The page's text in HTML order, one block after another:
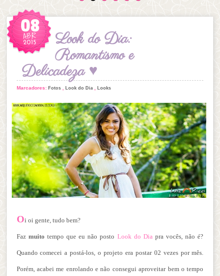
08
ABR
2015
Look do Dia:
Romantismo e
Delicadeza ♥
Marcadores: Fotos, Look do Dia, Looks
Oi oi gente, tudo bem?
Faz muito tempo que eu não posto Look do Dia pra vocês, não é?
Quando comecei a postá-los, o projeto era postar 02 vezes por mês.
Porém, acabei me enrolando e não consegui aproveitar bem o tempo